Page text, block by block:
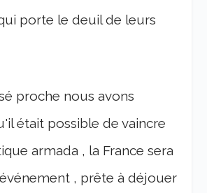
porte le deuil de leurs
proche nous avons
était possible de vaincre
armada , la France sera
, prête à déjouer